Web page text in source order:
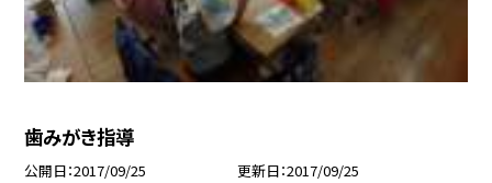
歯みがき指導
公開日 2017/09/25 更新日 2017/09/25